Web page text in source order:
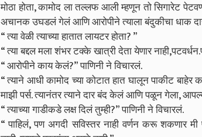
मोठा होता, कामोद ला तल्लफ आली म्हणून तो सिगारेट
अचानक उघडलं गेलं आणि आरोपीने त्याला बंदुकीचा धाक
“ त्या वेळी त्याच्या हातात लायटर होता? ”
“ त्या बद्दल मला शंभर टक्के खात्री देता येणार
“ आरोपीने काय केलं?” पाणिनी ने विचारलं.
“ त्याने आधी कामोद च्या कोटात हात घालून पाकीट
माझी पर्स. त्यानंतर त्याने दार बंद केलं आणि पळून गेला,
“ त्याच्या गाडीकडे लक्ष दिलं तुम्ही?” पाणिनी ने विचारलं.
“ पाहिलं, पण अगदी सविस्तर नाही वर्णन करू शकणार मी